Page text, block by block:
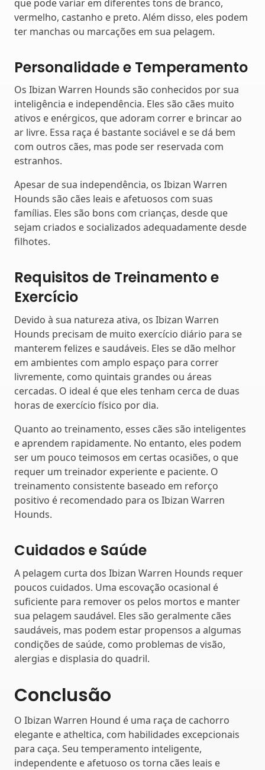
que pode variar em diferentes tons de branco,
vermelho, castanho e preto. Além disso, eles podem
ter manchas ou marcações em sua pelagem.
Personalidade e Temperamento
Os Ibizan Warren Hounds são conhecidos por sua
inteligência e independência. Eles são cães muito
ativos e enérgicos, que adoram correr e brincar ao
ar livre. Essa raça é bastante sociável e se dá bem
com outros cães, mas pode ser reservada com
estranhos.
Apesar de sua independência, os Ibizan Warren
Hounds são cães leais e afetuosos com suas
famílias. Eles são bons com crianças, desde que
sejam criados e socializados adequadamente desde
filhotes.
Requisitos de Treinamento e
Exercício
Devido à sua natureza ativa, os Ibizan Warren
Hounds precisam de muito exercício diário para se
manterem felizes e saudáveis. Eles se dão melhor
em ambientes com amplo espaço para correr
livremente, como quintais grandes ou áreas
cercadas. O ideal é que eles tenham cerca de duas
horas de exercício físico por dia.
Quanto ao treinamento, esses cães são inteligentes
e aprendem rapidamente. No entanto, eles podem
ser um pouco teimosos em certas ocasiões, o que
requer um treinador experiente e paciente. O
treinamento consistente baseado em reforço
positivo é recomendado para os Ibizan Warren
Hounds.
Cuidados e Saúde
A pelagem curta dos Ibizan Warren Hounds requer
poucos cuidados. Uma escovação ocasional é
suficiente para remover os pelos mortos e manter
sua pelagem saudável. Eles são geralmente cães
saudáveis, mas podem estar propensos a algumas
condições de saúde, como problemas de visão,
alergias e displasia do quadril.
Conclusão
O Ibizan Warren Hound é uma raça de cachorro
elegante e atheltica, com habilidades excepcionais
para caça. Seu temperamento inteligente,
independente e afetuoso os torna cães leais e